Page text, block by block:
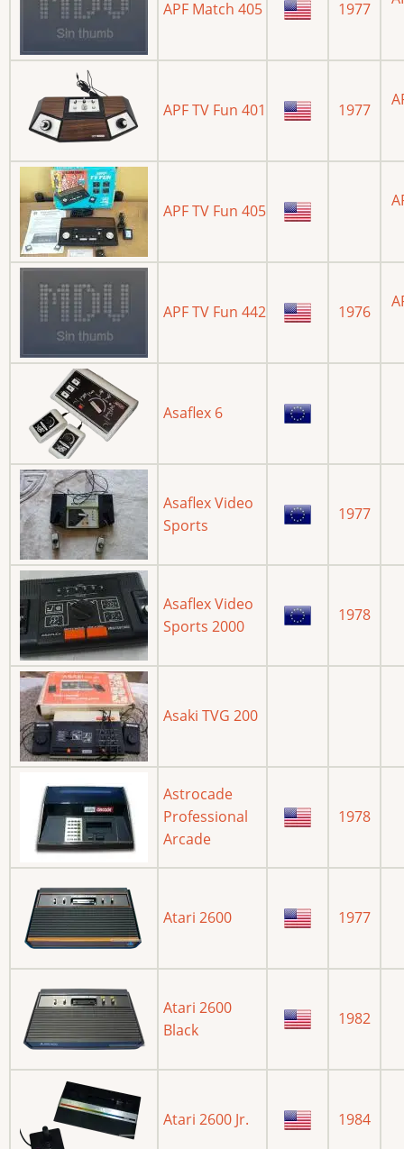
APF Match 405 1977
APF TV Fun 401 1977
APF TV Fun 405
APF TV Fun 442 1976
Asaflex 6
Asaflex Video
Sports
1977
Asaflex Video
Sports 2000
1978
Asaki TVG 200
Astrocade
Professional
Arcade
1978
Atari 2600 1977
Atari 2600
Black
1982
Atari 2600 Jr. 1984